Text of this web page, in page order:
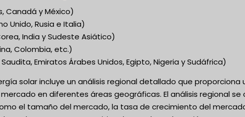
Canadá y México)
Unido, Rusia e Italia)
India y Sudeste Asiático)
Colombia, etc.)
Emiratos Árabes Unidos, Egipto, Nigeria y Sudáfrica)
solar incluye un análisis regional detallado que
en diferentes áreas geográficas. El análisis regional
el tamaño del mercado, la tasa de crecimiento del